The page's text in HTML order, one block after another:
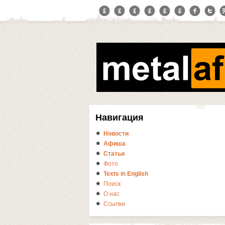
Навигация
Новости
Афиша
Статьи
Фото
Texts in English
Поиск
О нас
Ссылки